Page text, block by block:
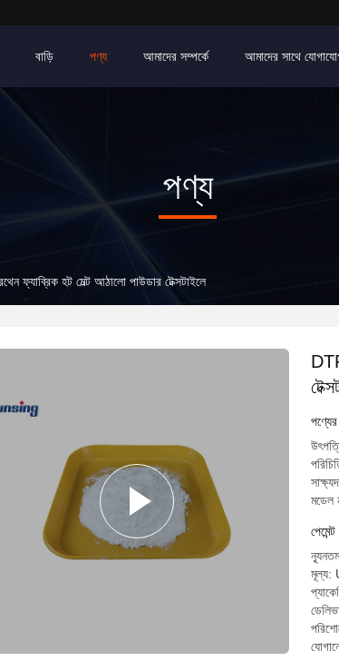
বাড়ি পণ্য আমাদের সম্পর্কে আমাদের সাথে
পণ্য
ফ্যাব্রিক হট মেল্ট আঠালো পাউডার টেক্সটাইলে
মডেল
মূল্য: